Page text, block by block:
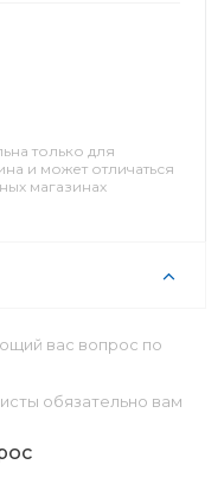
только для
и может отличаться
магазинах
вас вопрос по
обязательно вам